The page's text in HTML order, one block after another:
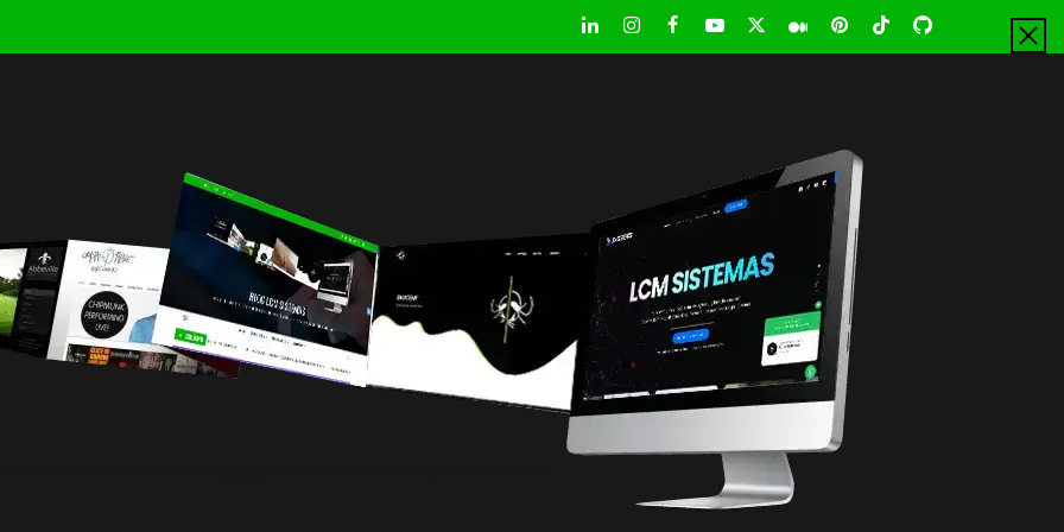
LinkedInInstagramFacebook
Youtube
X PinterestTiktokGithub